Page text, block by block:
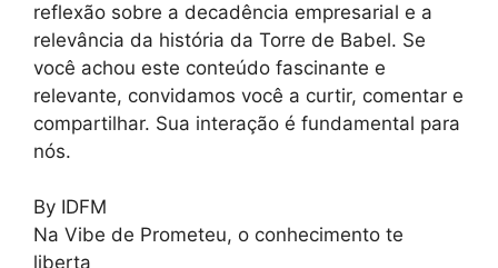
reflexão sobre a decadência empresarial e a
relevância da história da Torre de Babel. Se
você achou este conteúdo fascinante e
relevante, convidamos você a curtir, comentar e
compartilhar. Sua interação é fundamental para
nós.
By IDFM
Na Vibe de Prometeu, o conhecimento te
liberta